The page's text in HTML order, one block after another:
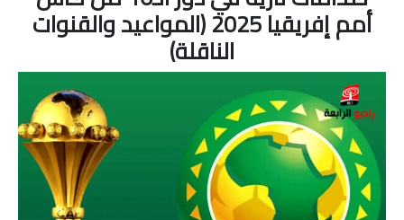
أمم إفريقيا 2025 (المواعيد والقنوات
الناقلة)